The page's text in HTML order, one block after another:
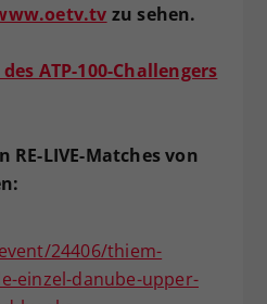
zu sehen.
ATP-100-Challengers
RE-LIVE-Matches von
24406/thiem-
einzel-danube-upper-